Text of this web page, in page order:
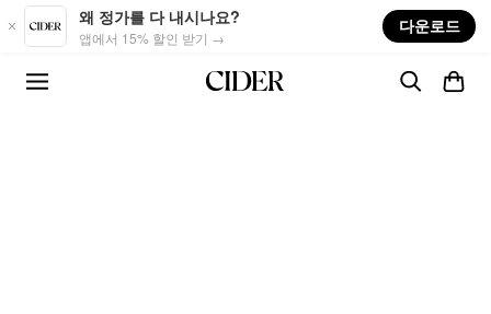
Skip to main content
왜 정가를 다 내시나요?
앱에서 15% 할인 받기 →
다운로드